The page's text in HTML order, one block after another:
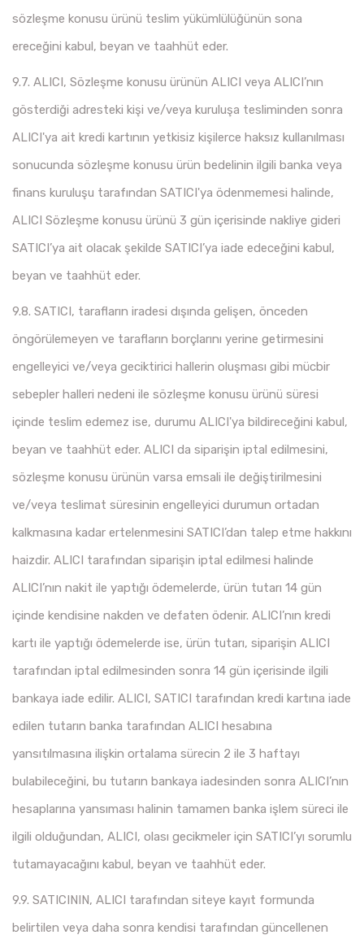
sözleşme konusu ürünü teslim yükümlülüğünün sona
ereceğini kabul, beyan ve taahhüt eder.
9.7. ALICI, Sözleşme konusu ürünün ALICI veya ALICI’nın
gösterdiği adresteki kişi ve/veya kuruluşa tesliminden sonra
ALICI'ya ait kredi kartının yetkisiz kişilerce haksız kullanılması
sonucunda sözleşme konusu ürün bedelinin ilgili banka veya
finans kuruluşu tarafından SATICI'ya ödenmemesi halinde,
ALICI Sözleşme konusu ürünü 3 gün içerisinde nakliye gideri
SATICI’ya ait olacak şekilde SATICI’ya iade edeceğini kabul,
beyan ve taahhüt eder.
9.8. SATICI, tarafların iradesi dışında gelişen, önceden
öngörülemeyen ve tarafların borçlarını yerine getirmesini
engelleyici ve/veya geciktirici hallerin oluşması gibi mücbir
sebepler halleri nedeni ile sözleşme konusu ürünü süresi
içinde teslim edemez ise, durumu ALICI'ya bildireceğini kabul,
beyan ve taahhüt eder. ALICI da siparişin iptal edilmesini,
sözleşme konusu ürünün varsa emsali ile değiştirilmesini
ve/veya teslimat süresinin engelleyici durumun ortadan
kalkmasına kadar ertelenmesini SATICI’dan talep etme hakkını
haizdir. ALICI tarafından siparişin iptal edilmesi halinde
ALICI’nın nakit ile yaptığı ödemelerde, ürün tutarı 14 gün
içinde kendisine nakden ve defaten ödenir. ALICI’nın kredi
kartı ile yaptığı ödemelerde ise, ürün tutarı, siparişin ALICI
tarafından iptal edilmesinden sonra 14 gün içerisinde ilgili
bankaya iade edilir. ALICI, SATICI tarafından kredi kartına iade
edilen tutarın banka tarafından ALICI hesabına
yansıtılmasına ilişkin ortalama sürecin 2 ile 3 haftayı
bulabileceğini, bu tutarın bankaya iadesinden sonra ALICI’nın
hesaplarına yansıması halinin tamamen banka işlem süreci ile
ilgili olduğundan, ALICI, olası gecikmeler için SATICI’yı sorumlu
tutamayacağını kabul, beyan ve taahhüt eder.
9.9. SATICININ, ALICI tarafından siteye kayıt formunda
belirtilen veya daha sonra kendisi tarafından güncellenen